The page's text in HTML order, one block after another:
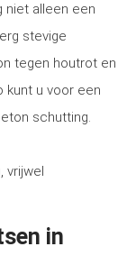
niet alleen een
stevige
tegen houtrot en
kunt u voor een
schutting.
vrijwel
in